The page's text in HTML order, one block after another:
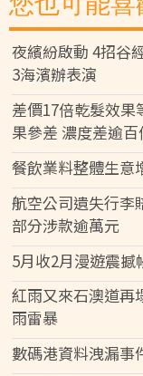
夜繽紛啟動 4招谷
3海濱辦表演
差價17倍乾髮效果
果參差 濃度差逾百
餐飲業料整體生意
航空公司遺失行李
部分涉款逾萬元
5月收2月漫遊震
紅雨又來石澳道再
雨雷暴
數碼港資料洩漏事